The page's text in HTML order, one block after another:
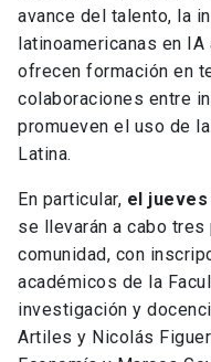
avance del talento, la
latinoamericanas en
ofrecen formación en
colaboraciones entre
promueven el uso de
Latina.
En particular, el jueves
se llevarán a cabo
comunidad, con
académicos de la
investigación y
Artiles y Nicolás